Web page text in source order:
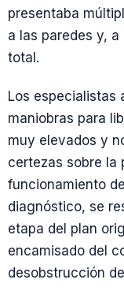
presentaba
a las paredes y,
total.
Los especialistas
maniobras para
muy elevados y
certezas sobre la
funcionamiento
diagnóstico, se
etapa del plan
encamisado del
desobstrucción